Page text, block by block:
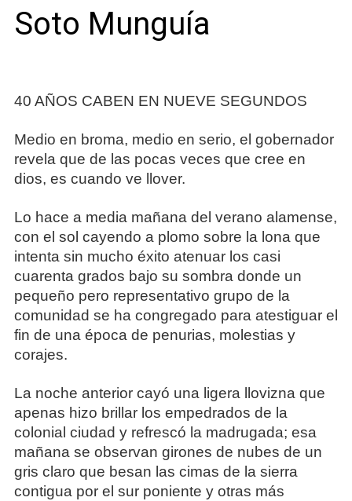
Soto Munguía
40 AÑOS CABEN EN NUEVE SEGUNDOS
Medio en broma, medio en serio, el gobernador
revela que de las pocas veces que cree en
dios, es cuando ve llover.
Lo hace a media mañana del verano alamense,
con el sol cayendo a plomo sobre la lona que
intenta sin mucho éxito atenuar los casi
cuarenta grados bajo su sombra donde un
pequeño pero representativo grupo de la
comunidad se ha congregado para atestiguar el
fin de una época de penurias, molestias y
corajes.
La noche anterior cayó una ligera llovizna que
apenas hizo brillar los empedrados de la
colonial ciudad y refrescó la madrugada; esa
mañana se observan girones de nubes de un
gris claro que besan las cimas de la sierra
contigua por el sur poniente y otras más